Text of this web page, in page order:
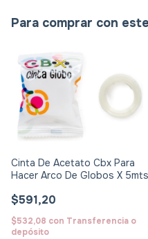
Para comprar con
Cinta De Acetato Cbx Para
Hacer Arco De Globos X 5mts
$591,20
$532,08 con Transferencia o
depósito